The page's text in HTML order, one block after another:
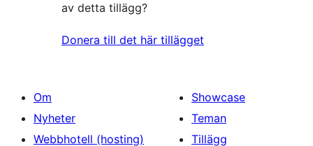
av detta tillägg?
Donera till det här tillägget
Om
Nyheter
Webbhotell (hosting)
Showcase
Teman
Tillägg